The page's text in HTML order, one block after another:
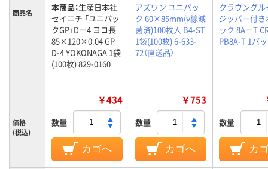
商品名 本商品：生産日本社
セイニチ 「ユニパッ
クGP」Dー4 ヨコ長
85×120×0.04 GP
D-4 YOKONAGA 1袋
(100枚) 829-0160
アズワン ユニパッ
ク 60×85mm(γ線滅
菌済)100枚入 B4-ST
1袋(100枚) 6-633-
72（直送品）
クラウングル
ジッパー付
ック 8AーT
PB8A-T 1パ
価格
(税込)
￥434
数量
カゴへ
￥753
数量
カゴへ
数量
カ